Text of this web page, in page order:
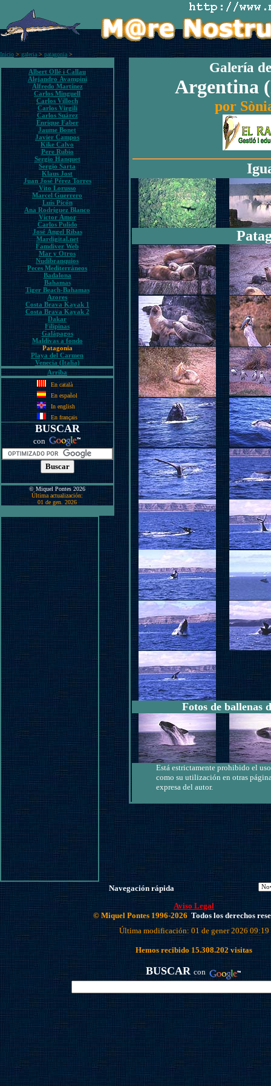
Inicio >galeria>patagonia >
Albert Ollé i Callau
Alejandro Avampini
Alfredo Martínez
Carlos Minguell
Carlos Villoch
Carlos Virgili
Carlos Suárez
Enrique Faber
Jaume Bonet
Javier Campos
Kike Calvo
Pere Rubio
Sergio Hanquet
Sergio Sarta
Klaus Jost
Juan José Pérez Torres
Vito Lorusso
Marcel Guerrero
Luis Picón
Ana Rodríguez Blanco
Víctor Amor
Carlos Pulido
José Ángel Ribas
Mardigital.net
Famdiver Web
Mar y Otros
Nudibranquios
Peces Mediterráneos
Badalona
Bahamas
Tiger Beach-Bahamas
Azores
Costa Brava Kayak 1
Costa Brava Kayak 2
Dakar
Filipinas
Galápagos
Maldivas a fondo
Patagonia
Playa del Carmen
Venecia (Italia)
Arriba
En català
En español
In english
En français
BUSCAR
con
© Miquel Pontes 2026
Última actualización:
01 de gen. 2026
Galería
Argentina
por
Fotos de ballenas
Está estrictamente prohibido el
como su utilización en otras
expresa del autor.
Navegación rápida
Aviso Legal
© Miquel Pontes 1996-2026 Todos los derechos
Última modificación: 01 de gener 2026 09:19
Hemos recibido 15.308.202 visitas
BUSCAR con